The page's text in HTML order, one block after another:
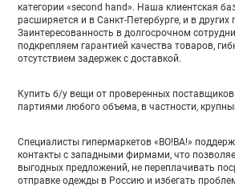
категории «second hand». Наша клиентская
расширяется и в Санкт-Петербурге, и в других
Заинтересованность в долгосрочном
подкрепляем гарантией качества товаров,
отсутствием задержек с доставкой.
Купить б/у вещи от проверенных
партиями любого объема, в частности,
Специалисты гипермаркетов «ВО!ВА!»
контакты с западными фирмами, что
выгодных предложений, не переплачивать
отправке одежды в Россию и избегать